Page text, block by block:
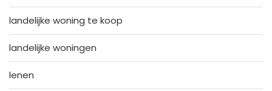
landelijke woning te koop
landelijke woningen
lenen